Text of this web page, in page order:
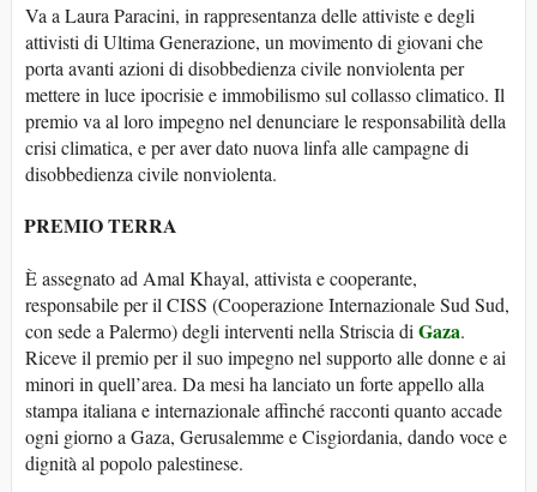
Va a Laura Paracini, in rappresentanza delle attiviste e degli
attivisti di Ultima Generazione, un movimento di giovani che
porta avanti azioni di disobbedienza civile nonviolenta per
mettere in luce ipocrisie e immobilismo sul collasso climatico. Il
premio va al loro impegno nel denunciare le responsabilità della
crisi climatica, e per aver dato nuova linfa alle campagne di
disobbedienza civile nonviolenta.
PREMIO TERRA
È assegnato ad Amal Khayal, attivista e cooperante,
responsabile per il CISS (Cooperazione Internazionale Sud Sud,
con sede a Palermo) degli interventi nella Striscia di Gaza.
Riceve il premio per il suo impegno nel supporto alle donne e ai
minori in quell’area. Da mesi ha lanciato un forte appello alla
stampa italiana e internazionale affinché racconti quanto accade
ogni giorno a Gaza, Gerusalemme e Cisgiordania, dando voce e
dignità al popolo palestinese.